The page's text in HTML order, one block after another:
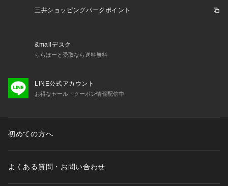
三井ショッピングパークポイント
&mallデスク
ららぽーと受取なら送料無料
LINE公式アカウント
お得なセール・クーポン情報配信中
初めての方へ
よくある質問・お問い合わせ